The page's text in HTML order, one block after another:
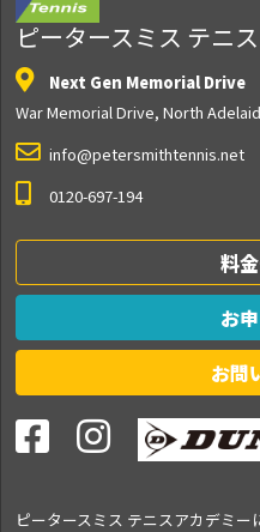
ピータースミス テニ
Next Gen Memorial Drive
War Memorial Drive, North
info@petersmithtennis.net
0120-697-194
料
お
お問
ピータースミス テニスアカデミー